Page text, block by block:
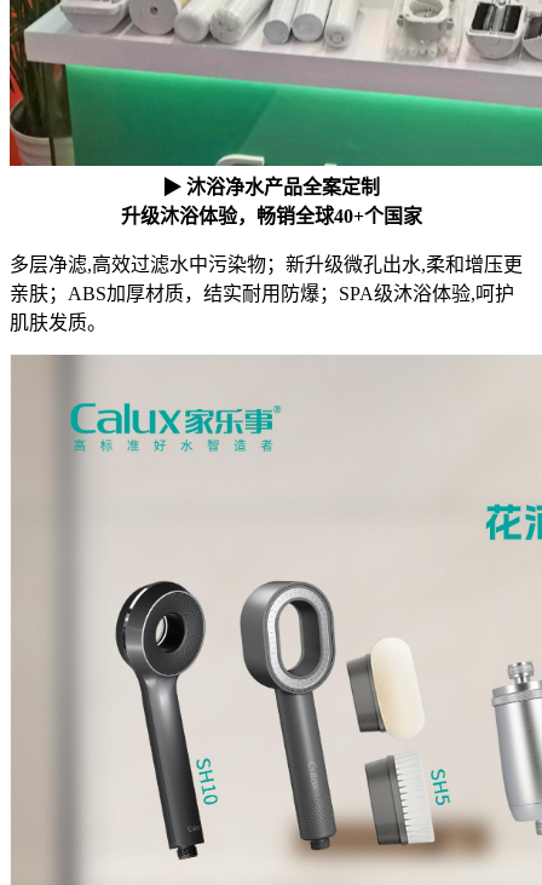
▶ 沐浴净水产品全案定制
升级沐浴体验，畅销全球40+个国家
多层净滤,高效过滤水中污染物；新升级微孔出水,柔和增压更
亲肤；ABS加厚材质，结实耐用防爆；SPA级沐浴体验,呵护
肌肤发质。